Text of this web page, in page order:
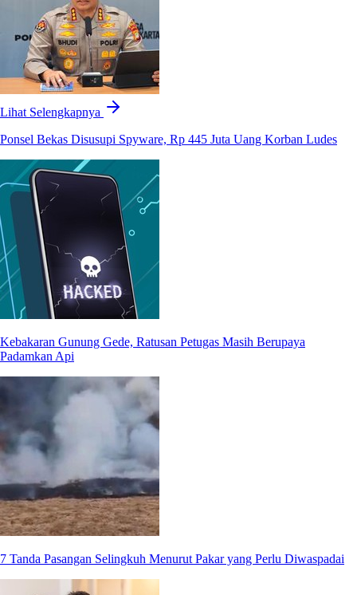
Lihat Selengkapnya
Ponsel Bekas Disusupi Spyware, Rp 445 Juta Uang Korban Ludes
Kebakaran Gunung Gede, Ratusan Petugas Masih Berupaya
Padamkan Api
7 Tanda Pasangan Selingkuh Menurut Pakar yang Perlu Diwaspadai